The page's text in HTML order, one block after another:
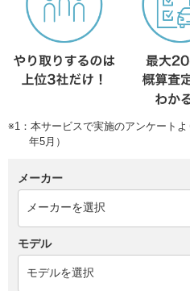
※1：本サービスで実施のアンケート
年5月）
メーカー
モデル